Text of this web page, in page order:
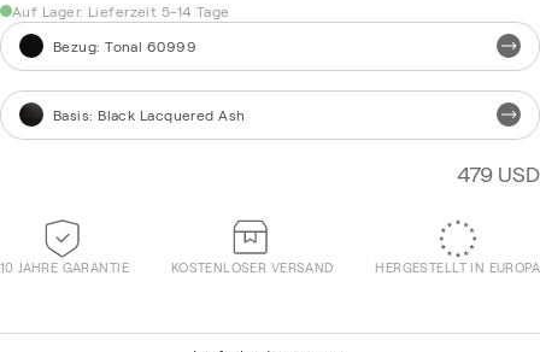
Auf Lager. Lieferzeit 5-14 Tage
Bezug:Tonal 60999
Basis: Black Lacquered Ash
479 USD
10 JAHRE GARANTIE KOSTENLOSER VERSAND HERGESTELLT IN EUROPA